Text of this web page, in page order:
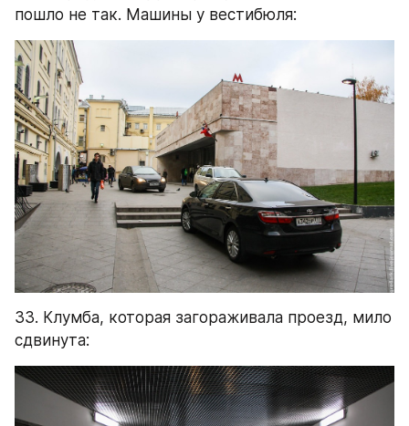
пошло не так. Машины у вестибюля:
33. Клумба, которая загораживала проезд, мило
сдвинута: